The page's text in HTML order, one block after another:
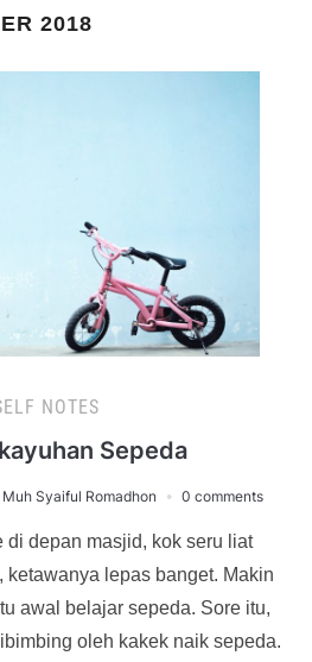
2018
NOTES
Sepeda
Muh Syaiful Romadhon 0 comments
di depan masjid, kok seru liat
lepas banget. Makin
awal belajar sepeda. Sore itu,
oleh kakek naik sepeda.